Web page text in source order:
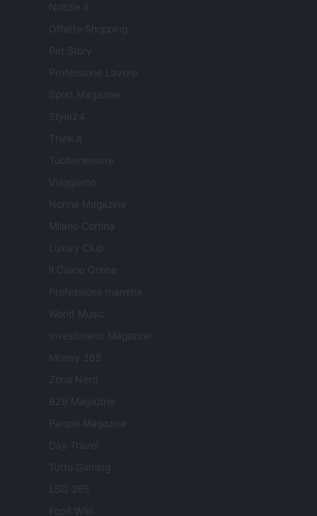
Notizie.it
Offerte Shopping
Pet Story
Professione Lavoro
Sport Magazine
Style24
Think.it
Tuobenessere
Viaggiamo
Nonne Magazine
Milano Cortina
Luxury Club
Il Calcio Online
Professione mamma
World Music
Investimenti Magazine
Money 365
Zona Nerd
B2B Magazine
People Magazine
Day Travel
Tutto Gaming
ESG 365
Food Wiki